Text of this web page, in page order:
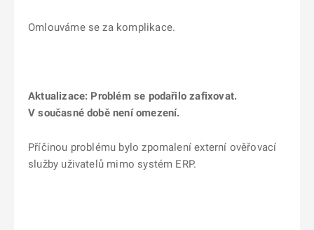
Omlouváme se za komplikace.
Aktualizace: Problém se podařilo zafixovat.
V současné době není omezení.
Příčinou problému bylo zpomalení externí ověřovací
služby uživatelů mimo systém ERP.